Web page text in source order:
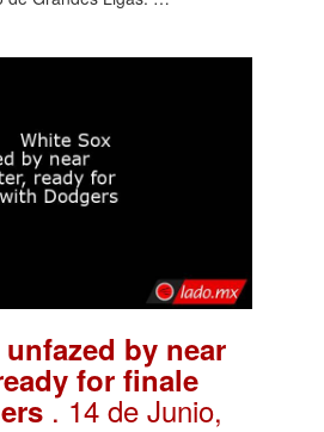
by near
for finale
. 14 de Junio,